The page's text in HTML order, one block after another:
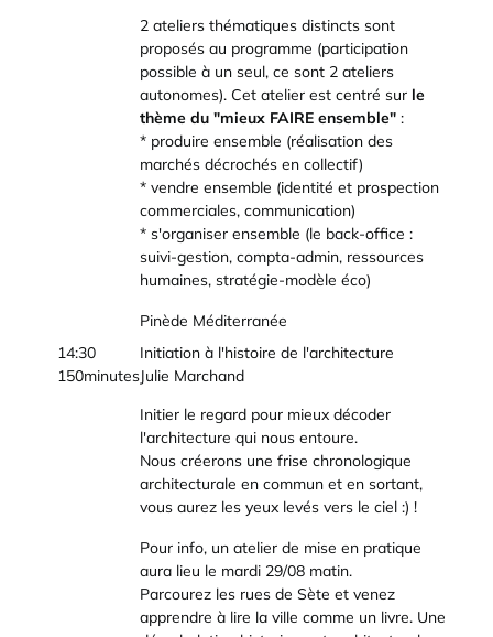
2 ateliers thématiques distincts sont
proposés au programme (participation
possible à un seul, ce sont 2 ateliers
autonomes). Cet atelier est centré sur le
thème du "mieux FAIRE ensemble" :
* produire ensemble (réalisation des
marchés décrochés en collectif)
* vendre ensemble (identité et prospection
commerciales, communication)
* s'organiser ensemble (le back-office :
suivi-gestion, compta-admin, ressources
humaines, stratégie-modèle éco)
Pinède Méditerranée
14:30
150minutes
Initiation à l'histoire de l'architecture
Julie Marchand
Initier le regard pour mieux décoder
l'architecture qui nous entoure.
Nous créerons une frise chronologique
architecturale en commun et en sortant,
vous aurez les yeux levés vers le ciel :) !
Pour info, un atelier de mise en pratique
aura lieu le mardi 29/08 matin.
Parcourez les rues de Sète et venez
apprendre à lire la ville comme un livre. Une